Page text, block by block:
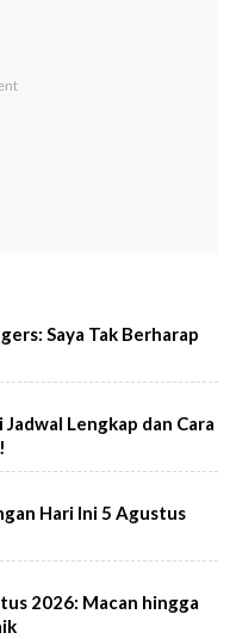
Saya Tak Berharap
Jadwal Lengkap dan Cara
Hari Ini 5 Agustus
2026: Macan hingga